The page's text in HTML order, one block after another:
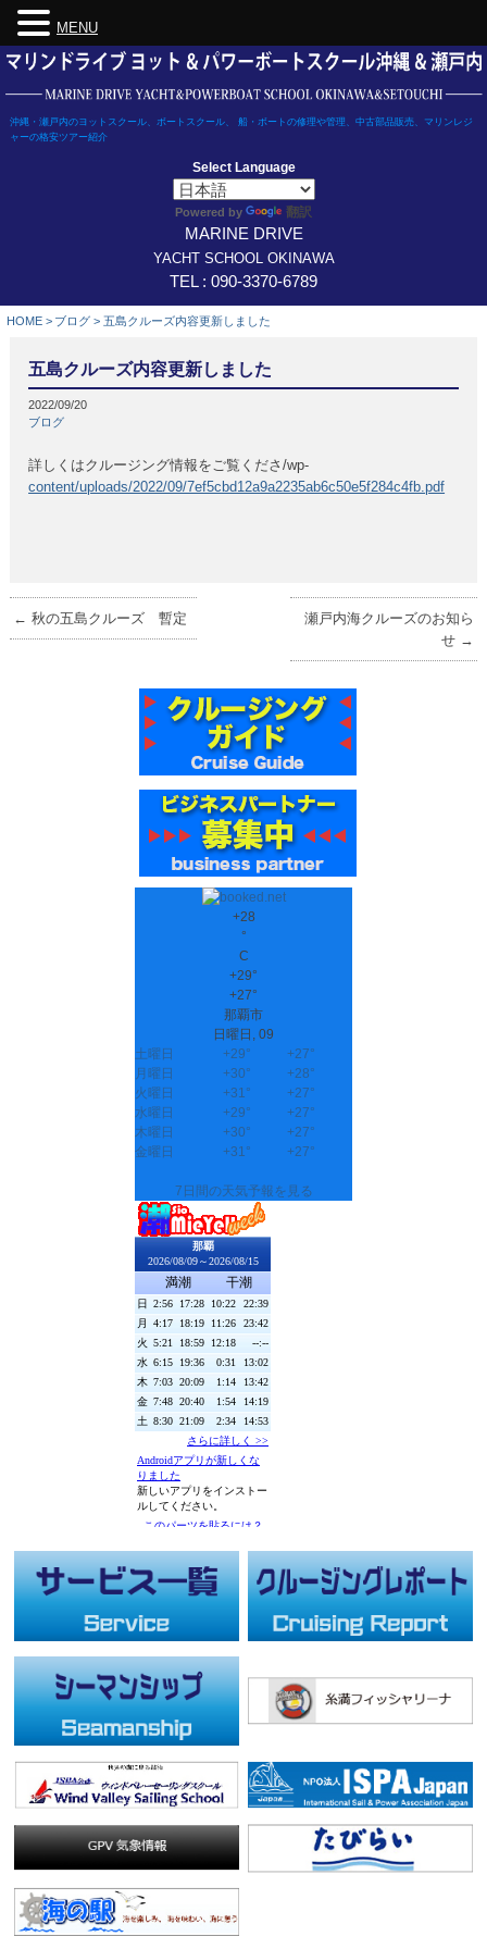
Skip
content
沖縄・瀬戸内のヨットスクール、ボートスクール、 船・ボートの修理や管理、中古部品販売、マリンレジ
ャーの格安ツアー紹介
Select Language
Powered by 翻訳
MARINE DRIVE
YACHT SCHOOL OKINAWA
TEL : 090-3370-6789
HOME > ブログ > 五島クルーズ内容更新しました
五島クルーズ内容更新しました
2022/09/20
ブログ
詳しくはクルージング情報をご覧くださ/wp-
content/uploads/2022/09/7ef5cbd12a9a2235ab6c50e5f284c4fb.pdf
← 秋の五島クルーズ 暫定
瀬戸内海クルーズのお知ら
せ →
+28
°
C
+29°
+27°
那覇市
日曜日, 09
土曜日
+29° +27°
月曜日
+30° +28°
火曜日
+31° +27°
水曜日
+29° +27°
木曜日
+30° +27°
金曜日
+31° +27°
7日間の天気予報を見る
MENU